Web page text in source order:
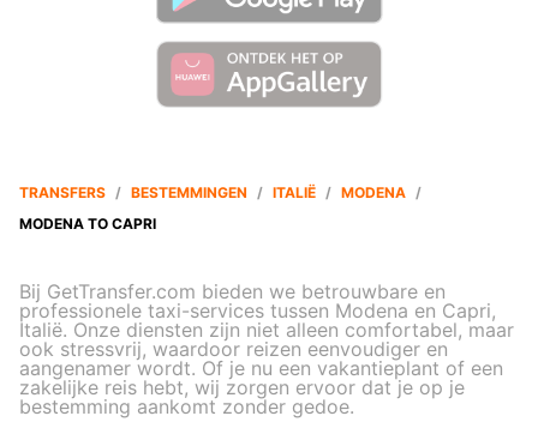
TRANSFERS / BESTEMMINGEN / ITALIË / MODENA /
MODENA TO CAPRI
Bij GetTransfer.com bieden we betrouwbare en
professionele taxi-services tussen Modena en Capri,
Italië. Onze diensten zijn niet alleen comfortabel, maar
ook stressvrij, waardoor reizen eenvoudiger en
aangenamer wordt. Of je nu een vakantieplant of een
zakelijke reis hebt, wij zorgen ervoor dat je op je
bestemming aankomt zonder gedoe.